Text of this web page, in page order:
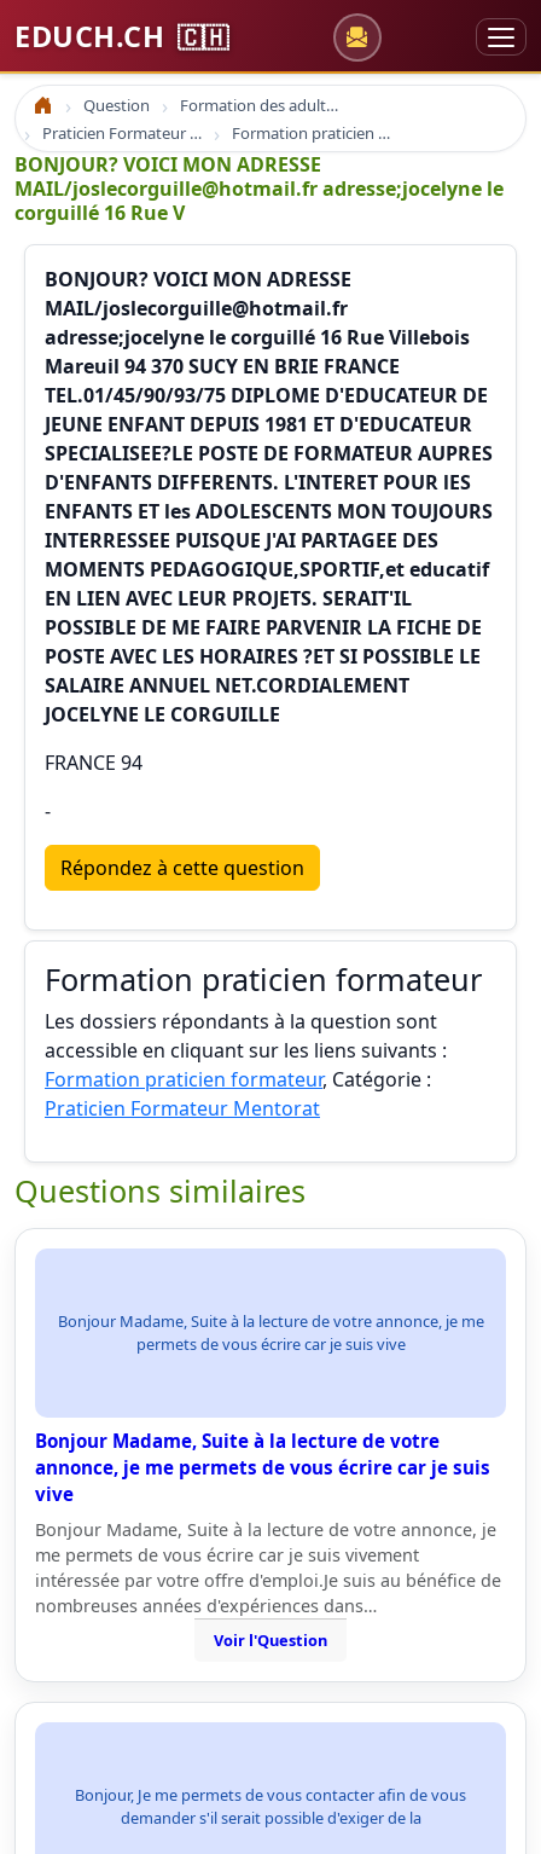
EDUCH.CH 🇨🇭
Accueil Question
Formation des adultes
Praticien Formateur Mentorat
Formation praticien formateur
BONJOUR? VOICI MON ADRESSE
MAIL/joslecorguille@hotmail.fr adresse;jocelyne le
corguillé 16 Rue V
BONJOUR? VOICI MON ADRESSE
MAIL/joslecorguille@hotmail.fr
adresse;jocelyne le corguillé 16 Rue Villebois
Mareuil 94 370 SUCY EN BRIE FRANCE
TEL.01/45/90/93/75 DIPLOME D'EDUCATEUR DE
JEUNE ENFANT DEPUIS 1981 ET D'EDUCATEUR
SPECIALISEE?LE POSTE DE FORMATEUR AUPRES
D'ENFANTS DIFFERENTS. L'INTERET POUR lES
ENFANTS ET les ADOLESCENTS MON TOUJOURS
INTERRESSEE PUISQUE J'AI PARTAGEE DES
MOMENTS PEDAGOGIQUE,SPORTIF,et educatif
EN LIEN AVEC LEUR PROJETS. SERAIT'IL
POSSIBLE DE ME FAIRE PARVENIR LA FICHE DE
POSTE AVEC LES HORAIRES ?ET SI POSSIBLE LE
SALAIRE ANNUEL NET.CORDIALEMENT
JOCELYNE LE CORGUILLE
FRANCE 94
-
Répondez à cette question
Formation praticien formateur
Les dossiers répondants à la question sont
accessible en cliquant sur les liens suivants :
Formation praticien formateur, Catégorie :
Praticien Formateur Mentorat
Questions similaires
Bonjour Madame, Suite à la lecture de votre annonce, je me
permets de vous écrire car je suis vive
Bonjour Madame, Suite à la lecture de votre
annonce, je me permets de vous écrire car je suis
vive
Bonjour Madame, Suite à la lecture de votre annonce, je
me permets de vous écrire car je suis vivement
intéressée par votre offre d'emploi.Je suis au bénéfice de
nombreuses années d'expériences dans…
Voir l'Question
Bonjour, Je me permets de vous contacter afin de vous
demander s'il serait possible d'exiger de la